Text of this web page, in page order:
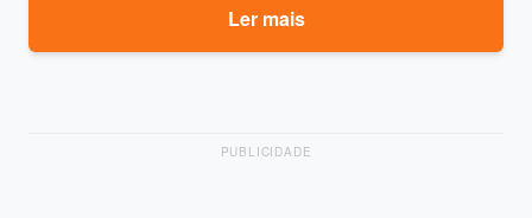
Ler mais
PUBLICIDADE